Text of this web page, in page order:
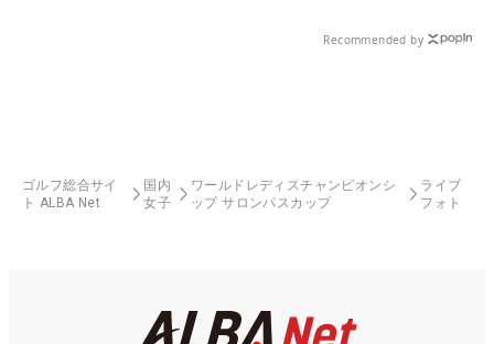
Recommended by
ゴルフ総合サイ
ト ALBA Net
国内
女子
ワールドレディスチャンピオンシ
ップ サロンパスカップ
ライブ
フォト